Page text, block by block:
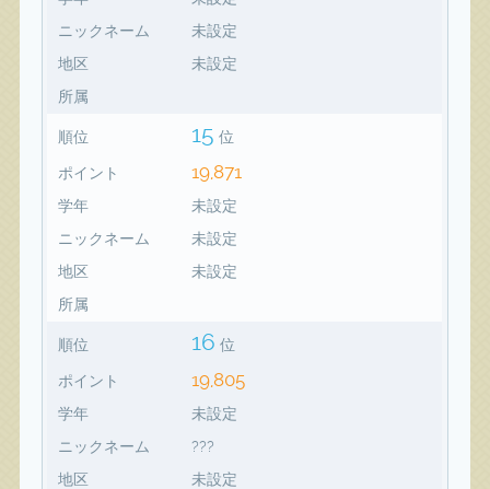
ニックネーム
未設定
地区
未設定
所属
順位 15 位
ポイント 19,871
学年
未設定
ニックネーム
未設定
地区
未設定
所属
順位 16 位
ポイント 19,805
学年
未設定
ニックネーム
???
地区
未設定